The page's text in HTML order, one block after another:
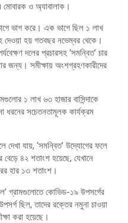
মোবারক ও অ্যাবালাক।
ভাগ করে। এক ভাগে ছিল ১ লাখ
দেওয়া হয় গতবছর নভেম্বর থেকে।
দলের প্রচারসহ ‘সমন্বিত’ চার
জন্য। সমীক্ষায় অংশগ্রহণকারীদের
১ লাখ ৬৩ হাজার বাসিন্দাকে
ধরনের সচেতনতামূলক কার্যক্রম
দেখা যায়, ‘সমন্বিত’ উদ্যোগের ফলে
বেড়ে ৪২ শতাংশ হয়েছে, যেখানে
হার ১৩ শতাংশ।
গ্রামগুলোতে কোভিড-১৯ উপসর্গের
ছিল, তাদের রক্তের নমুনা চাওয়া
করা হয়েছে।